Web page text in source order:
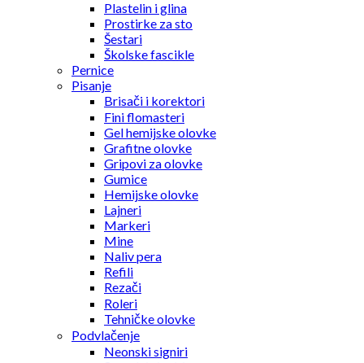
Plastelin i glina
Prostirke za sto
Šestari
Školske fascikle
Pernice
Pisanje
Brisači i korektori
Fini flomasteri
Gel hemijske olovke
Grafitne olovke
Gripovi za olovke
Gumice
Hemijske olovke
Lajneri
Markeri
Mine
Naliv pera
Refili
Rezači
Roleri
Tehničke olovke
Podvlačenje
Neonski signiri